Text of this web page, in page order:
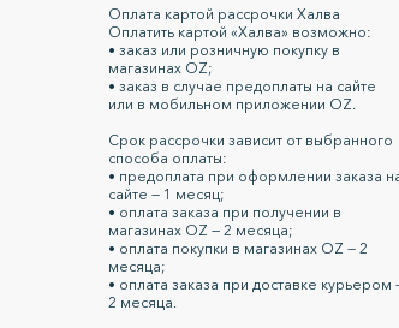
Оплата картой рассрочки Халва
Оплатить картой «Халва» возможно:
• заказ или розничную покупку в
магазинах OZ;
• заказ в случае предоплаты на сайте
или в мобильном приложении OZ.
Срок рассрочки зависит от выбранного
способа оплаты:
• предоплата при оформлении заказа
сайте — 1 месяц;
• оплата заказа при получении в
магазинах OZ — 2 месяца;
• оплата покупки в магазинах OZ — 2
месяца;
• оплата заказа при доставке курьером
2 месяца.